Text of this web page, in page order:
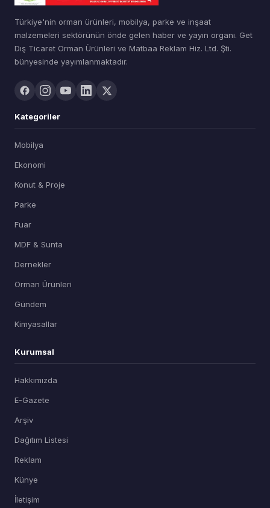
Türkiye'nin orman ürünleri, mobilya, parke ve inşaat
malzemeleri sektörünün önde gelen haber ve yayın organı. Get
Dış Ticaret Orman Ürünleri ve Matbaa Reklam Hiz. Ltd. Şti.
bünyesinde yayımlanmaktadır.
Kategoriler
Mobilya
Ekonomi
Konut & Proje
Parke
Fuar
MDF & Sunta
Dernekler
Orman Ürünleri
Gündem
Kimyasallar
Kurumsal
Hakkımızda
E-Gazete
Arşiv
Dağıtım Listesi
Reklam
Künye
İletişim